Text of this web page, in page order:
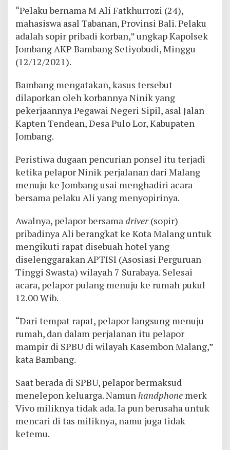
“Pelaku bernama M Ali Fatkhurrozi (24),
mahasiswa asal Tabanan, Provinsi Bali. Pelaku
adalah sopir pribadi korban,” ungkap Kapolsek
Jombang AKP Bambang Setiyobudi, Minggu
(12/12/2021).
Bambang mengatakan, kasus tersebut
dilaporkan oleh korbannya Ninik yang
pekerjaannya Pegawai Negeri Sipil, asal Jalan
Kapten Tendean, Desa Pulo Lor, Kabupaten
Jombang.
Peristiwa dugaan pencurian ponsel itu terjadi
ketika pelapor Ninik perjalanan dari Malang
menuju ke Jombang usai menghadiri acara
bersama pelaku Ali yang menyopirinya.
Awalnya, pelapor bersamadriver(sopir)
pribadinya Ali berangkat ke Kota Malang untuk
mengikuti rapat disebuah hotel yang
diselenggarakan APTISI (Asosiasi Perguruan
Tinggi Swasta) wilayah 7 Surabaya. Selesai
acara, pelapor pulang menuju ke rumah pukul
12.00 Wib.
“Dari tempat rapat, pelapor langsung menuju
rumah, dan dalam perjalanan itu pelapor
mampir di SPBU di wilayah Kasembon Malang,”
kata Bambang.
Saat berada di SPBU, pelapor bermaksud
menelepon keluarga. Namunhandphone merk
Vivo miliknya tidak ada. Ia pun berusaha untuk
mencari di tas miliknya, namu juga tidak
ketemu.